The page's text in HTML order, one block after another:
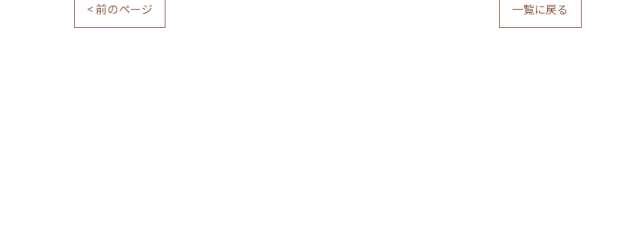
< 前のページ 一覧に戻る